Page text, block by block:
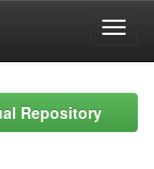
Repository